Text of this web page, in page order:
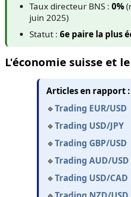
Taux directeur BNS : 0%
juin 2025)
Statut : 6e paire la plus
L'économie suisse et le
Articles en rapport :
🔹Trading EUR/USD
🔹Trading USD/JPY
🔹Trading GBP/USD
🔹Trading AUD/USD
🔹Trading USD/CAD